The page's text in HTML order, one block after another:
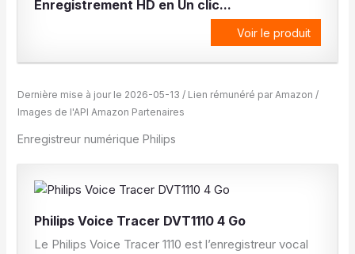
Enregistrement HD en Un clic...
Voir le produit
Dernière mise à jour le 2026-05-13 / Lien rémunéré par Amazon /
Images de l'API Amazon Partenaires
Enregistreur numérique Philips
Philips Voice Tracer DVT1110 4 Go
Le Philips Voice Tracer 1110 est l’enregistreur vocal